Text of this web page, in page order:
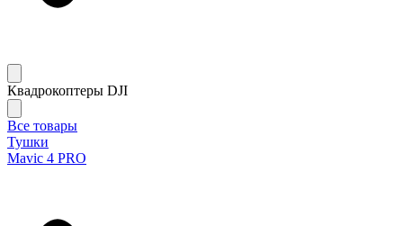
Квадрокоптеры DJI
Все товары
Тушки
Mavic 4 PRO